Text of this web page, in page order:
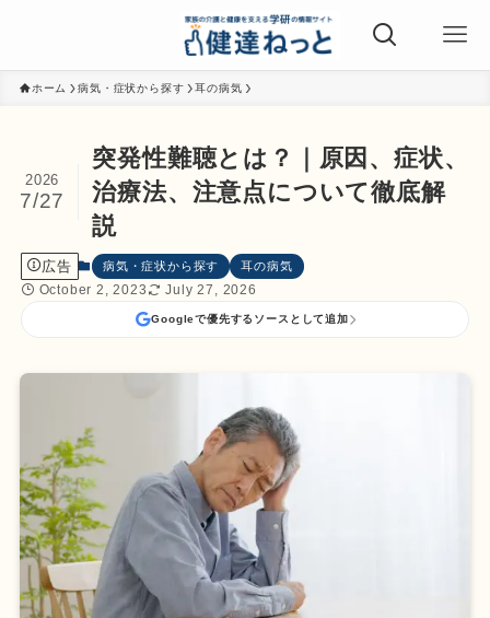
ホーム 病気・症状から探す 耳の病気
突発性難聴とは？｜原因、症状、
治療法、注意点について徹底解
説
2026
7/27
広告 病気・症状から探す 耳の病気
October 2, 2023 July 27, 2026
Googleで優先するソースとして追加